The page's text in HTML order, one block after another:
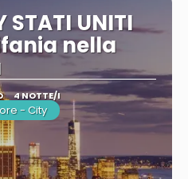
STATI UNITI
nella
4 NOTTE/I
- City